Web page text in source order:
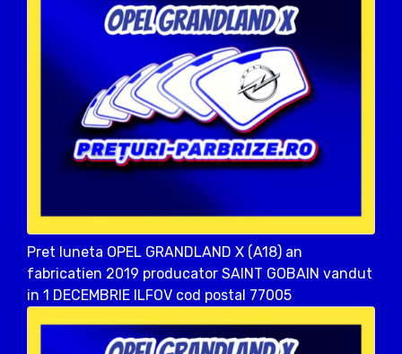
Pret luneta OPEL GRANDLAND X (A18) an
fabricatien 2019 producator SAINT GOBAIN vandut
in 1 DECEMBRIE ILFOV cod postal 77005